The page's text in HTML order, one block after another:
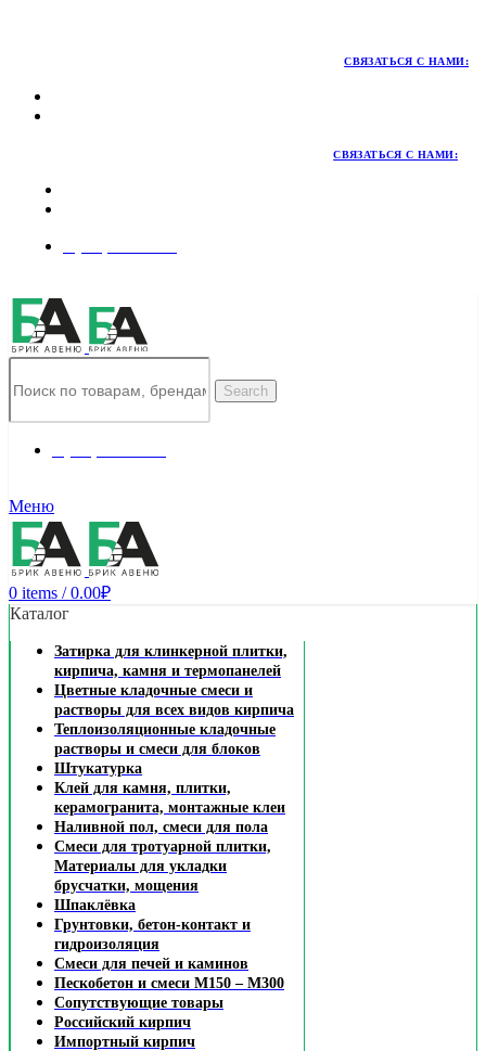
СВЯЗАТЬСЯ С НАМИ:
СВЯЗАТЬСЯ С НАМИ:
Search
Меню
0 items / 0.00₽
Каталог
Затирка для клинкерной плитки,
кирпича, камня и термопанелей
Цветные кладочные смеси и
растворы для всех видов кирпича
Теплоизоляционные кладочные
растворы и смеси для блоков
Штукатурка
Клей для камня, плитки,
керамогранита, монтажные клеи
Наливной пол, смеси для пола
Смеси для тротуарной плитки,
Материалы для укладки
брусчатки, мощения
Шпаклёвка
Грунтовки, бетон-контакт и
гидроизоляция
Смеси для печей и каминов
Пескобетон и смеси М150 – М300
Сопутствующие товары
Российский кирпич
Импортный кирпич